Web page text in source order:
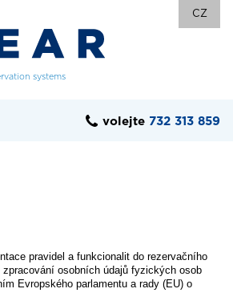
systems
CZ
volejte 732 313 859
pravidel a funkcionalit do rezervačního
osobních údajů fyzických osob
Evropského parlamentu a rady (EU) o